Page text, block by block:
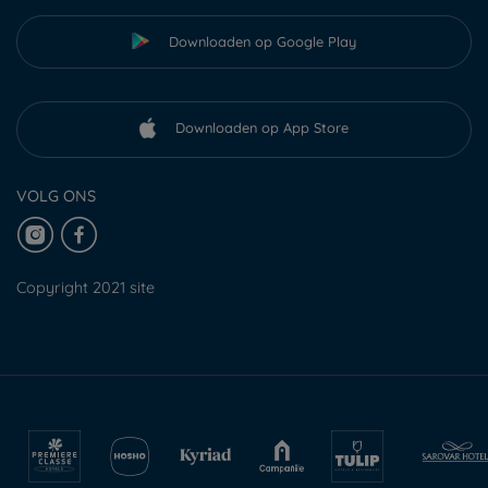
Downloaden op Google Play
Downloaden op App Store
VOLG ONS
Copyright 2021 site